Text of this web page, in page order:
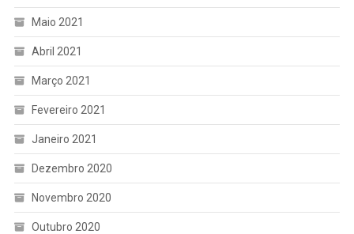
Maio 2021
Abril 2021
Março 2021
Fevereiro 2021
Janeiro 2021
Dezembro 2020
Novembro 2020
Outubro 2020